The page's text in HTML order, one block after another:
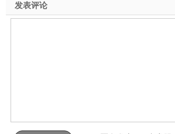
发表评论